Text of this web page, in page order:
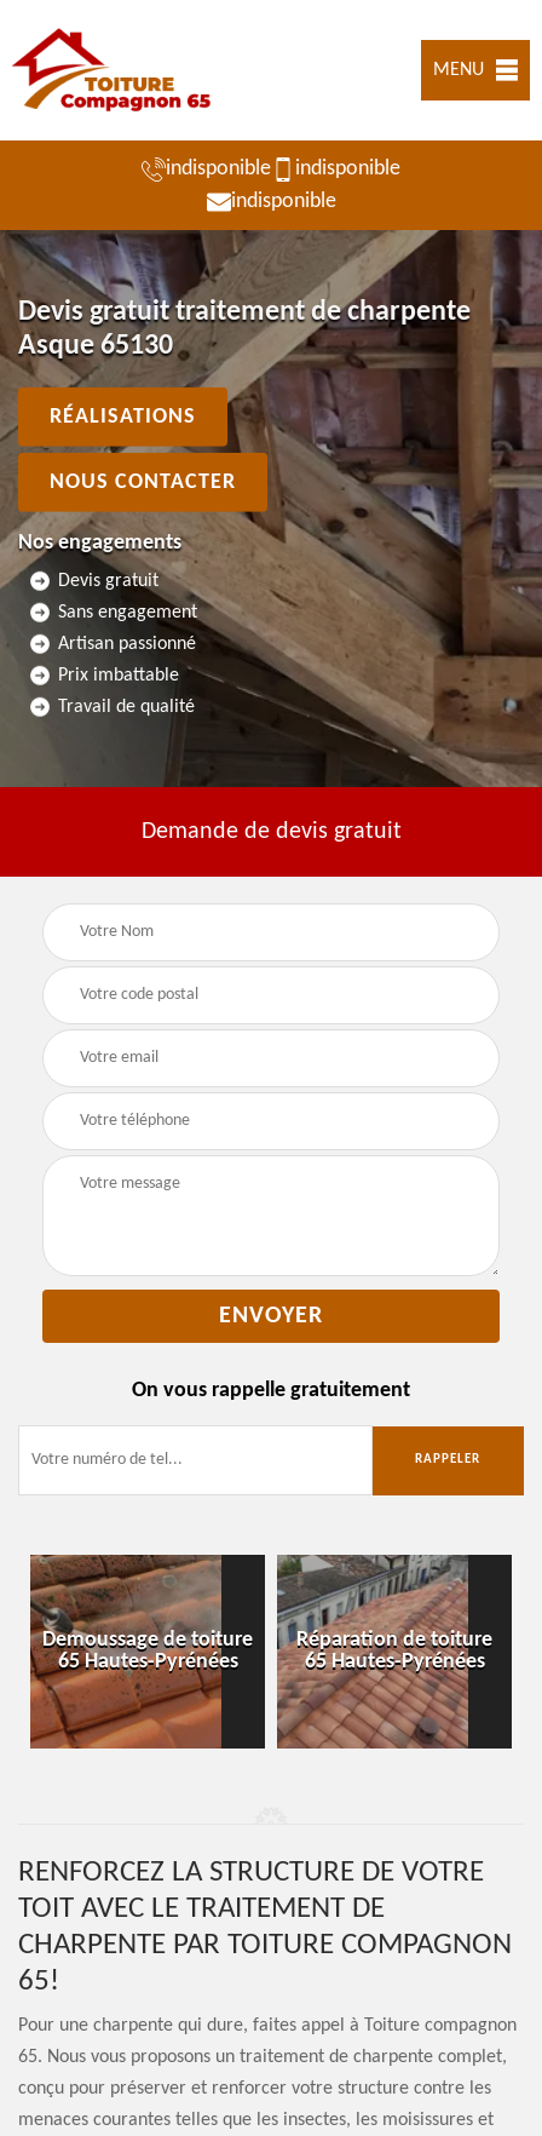
MENU
indisponible
indisponible
indisponible
Devis gratuit traitement de charpente
Asque 65130
RÉALISATIONS
NOUS CONTACTER
Nos engagements
Devis gratuit
Sans engagement
Artisan passionné
Prix imbattable
Travail de qualité
Demande de devis gratuit
On vous rappelle gratuitement
Demoussage de toiture
65 Hautes-Pyrénées
Réparation de toiture
65 Hautes-Pyrénées
RENFORCEZ LA STRUCTURE DE VOTRE
TOIT AVEC LE TRAITEMENT DE
CHARPENTE PAR TOITURE COMPAGNON
65!
Pour une charpente qui dure, faites appel à Toiture compagnon
65. Nous vous proposons un traitement de charpente complet,
conçu pour préserver et renforcer votre structure contre les
menaces courantes telles que les insectes, les moisissures et